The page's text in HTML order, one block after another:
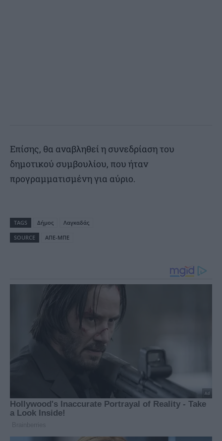
Επίσης, θα αναβληθεί η συνεδρίαση του
δημοτικού συμβουλίου, που ήταν
προγραμματισμένη για αύριο.
TAGS Δήμος
Λαγκαδάς
SOURCE
ΑΠΕ-ΜΠΕ